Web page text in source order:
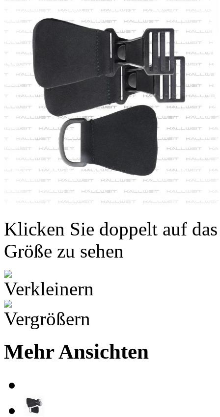
Klicken Sie doppelt auf
Größe zu sehen
Mehr Ansichten